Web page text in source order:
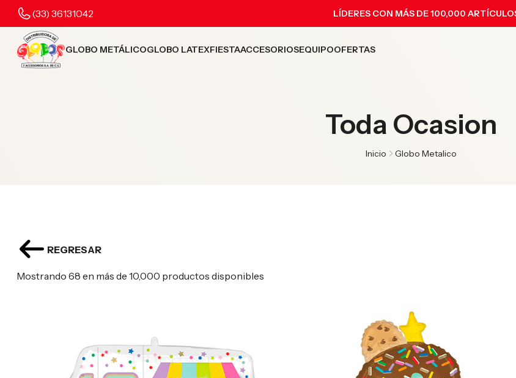
(33) 36131042 LÍDERES CON MÁS DE 100,000
GLOBO METÁLICOGLOBO LATEXFIESTAACCESORIOSEQUIPOOFERTAS
Toda Ocasion
Inicio Globo Metalico
REGRESAR
Mostrando 68 en más de 10,000 productos disponibles